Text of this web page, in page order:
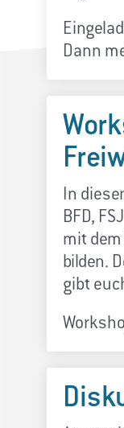
Dann
In
BFD,
mit
bilden.
gibt